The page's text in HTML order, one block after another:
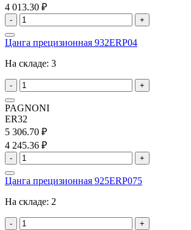
4 013.30 ₽
- +
Цанга прецизионная 932ERP04
На складе: 3
- +
PAGNONI
ER32
5 306.70 ₽
4 245.36 ₽
- +
Цанга прецизионная 925ERP075
На складе: 2
- +